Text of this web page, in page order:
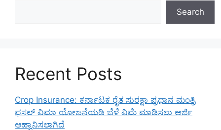
Search
Recent Posts
Crop Insurance: ಕರ್ನಾಟಕ ರೈತ ಸುರಕ್ಷಾ ಪ್ರಧಾನ ಮಂತ್ರಿ
ಫಸಲ್ ವಿಮಾ ಯೋಜನೆಯಡಿ ಬೆಳೆ ವಿಮೆ ಮಾಡಿಸಲು ಅರ್ಜಿ
ಆಹ್ವಾನಿಸಲಾಗಿದೆ